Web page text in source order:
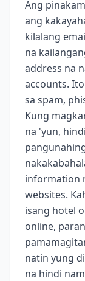
Ang
ang
kilalang
na
address na
accounts.
sa spam,
Kung
na 'yun,
information
websites.
isang hotel
online,
natin yung
na hindi